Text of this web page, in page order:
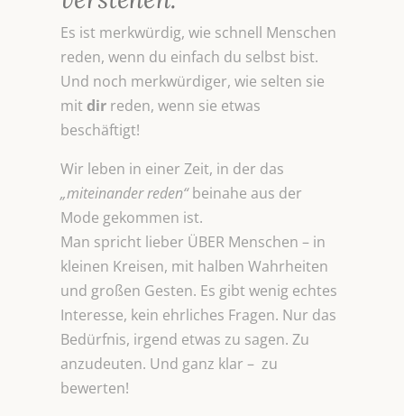
Es ist merkwürdig, wie schnell Menschen
reden, wenn du einfach du selbst bist.
Und noch merkwürdiger, wie selten sie
mitdir reden, wenn sie etwas
beschäftigt!
Wir leben in einer Zeit, in der das
„miteinander reden“beinahe aus der
Mode gekommen ist.
Man spricht lieber ÜBER Menschen – in
kleinen Kreisen, mit halben Wahrheiten
und großen Gesten. Es gibt wenig echtes
Interesse, kein ehrliches Fragen. Nur das
Bedürfnis, irgend etwas zu sagen. Zu
anzudeuten. Und ganz klar – zu
bewerten!